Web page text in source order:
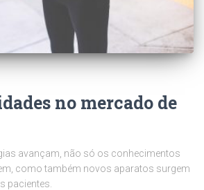
no mercado de
avançam, não só os conhecimentos
como também novos aparatos surgem
pacientes.